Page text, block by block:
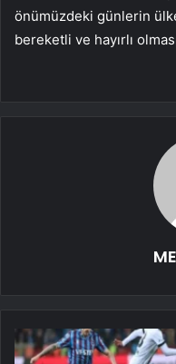
önümüzdeki günlerin
bereketli ve hayırlı